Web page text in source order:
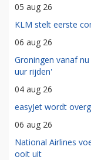
05 aug 26
KLM stelt eerste
06 aug 26
Groningen vanaf
uur rijden'
04 aug 26
easyJet wordt
06 aug 26
National Airlines
ooit uit